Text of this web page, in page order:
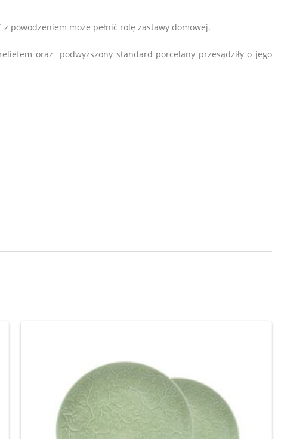
powodzeniem może pełnić rolę zastawy domowej.
oraz podwyższony standard porcelany przesądziły o jego